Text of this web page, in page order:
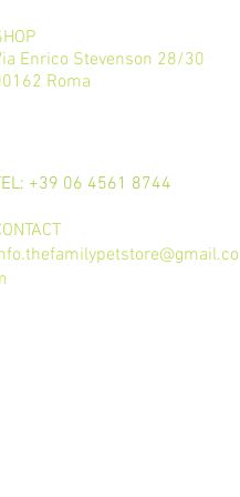
Enrico Stevenson 28/30
Roma
+39 06 4561 8744